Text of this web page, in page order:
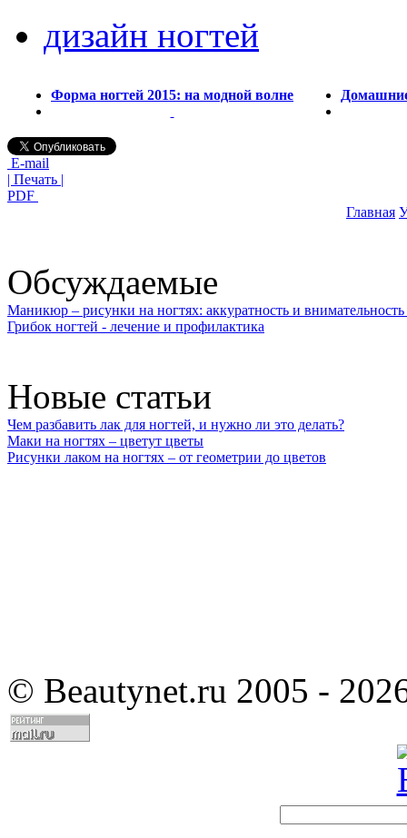
дизайн ногтей
Форма ногтей 2015: на модной волне
E-mail
| Печать |
PDF
Главная
Обсуждаемые
Маникюр – рисунки на ногтях: аккуратность и
Грибок ногтей - лечение и профилактика
Новые статьи
Чем разбавить лак для ногтей, и нужно ли это делать?
Маки на ногтях – цветут цветы
Рисунки лаком на ногтях – от геометрии до цветов
© Beautynet.ru 2005 -